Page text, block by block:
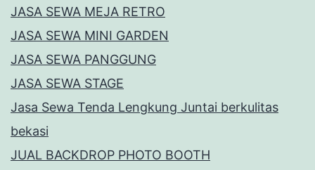
JASA SEWA MEJA RETRO
JASA SEWA MINI GARDEN
JASA SEWA PANGGUNG
JASA SEWA STAGE
Jasa Sewa Tenda Lengkung Juntai berkulitas
bekasi
JUAL BACKDROP PHOTO BOOTH